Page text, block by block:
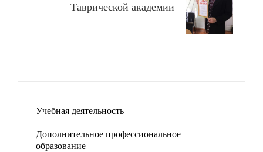
Таврической академии
Учебная деятельность
Дополнительное профессиональное
образование